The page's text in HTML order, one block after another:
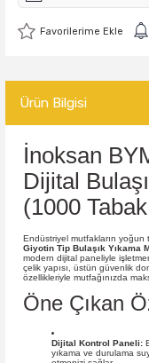
Ürün Bilgisi
İnoksan
Dijital
(1000
Endüstriyel mutfakların
Giyotin Tip Bulaşık Yıkama
modern dijital paneliyle
çelik yapısı, üstün güvenlik
özellikleriyle mutfağınızda
Öne Çıkan
Dijital Kontrol Paneli:
yıkama ve durulama